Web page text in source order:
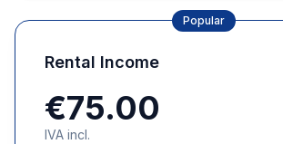
Popular
Rental Income
€75.00
IVA incl.